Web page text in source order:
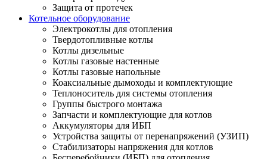
Защита от протечек
Котельное оборудование
Электрокотлы для отопления
Твердотопливные котлы
Котлы дизельные
Котлы газовые настенные
Котлы газовые напольные
Коаксиальные дымоходы и комплектующие
Теплоноситель для системы отопления
Группы быстрого монтажа
Запчасти и комплектующие для котлов
Аккумуляторы для ИБП
Устройства защиты от перенапряжений (УЗИП)
Стабилизаторы напряжения для котлов